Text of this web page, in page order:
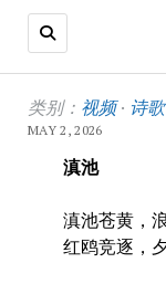
类别： 视频· 诗歌
MAY 2, 2026
滇池
滇池苍黄，
红鸥竞逐，